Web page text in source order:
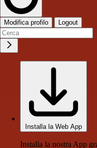
Modifica profilo Logout
Installa la Web App
Installa la nostra App